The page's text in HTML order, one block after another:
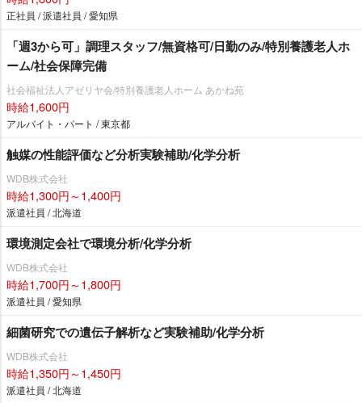
正社員 / 派遣社員 / 愛知県
「週3から可」調理スタッフ/無資格可/日勤のみ/特別養護老人ホ
ーム/社会保障完備
社会福祉法人アゼリヤ会/特別養護老人ホーム あかね苑
時給1,600円
アルバイト・パート / 東京都
触媒の性能評価など分析実験補助/化学分析
WDB株式会社
時給1,300円～1,400円
派遣社員 / 北海道
環境測定会社で環境分析/化学分析
WDB株式会社
時給1,700円～1,800円
派遣社員 / 愛知県
細菌研究での遺伝子解析など実験補助/化学分析
WDB株式会社
時給1,350円～1,450円
派遣社員 / 北海道